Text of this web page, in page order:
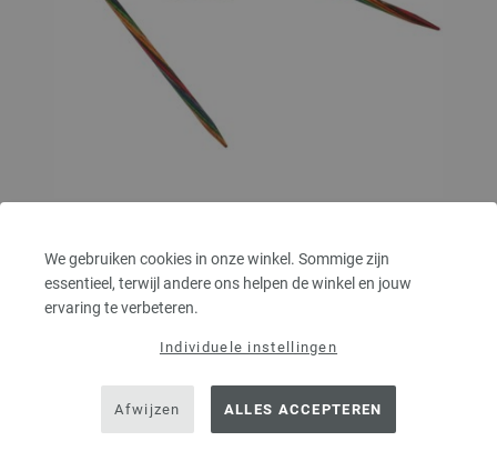
We gebruiken cookies in onze winkel. Sommige zijn
essentieel, terwijl andere ons helpen de winkel en jouw
ervaring te verbeteren.
Individuele instellingen
Afwijzen ALLES ACCEPTEREN
4,0/80cm
Rondbreinaalden designer hout Multicolor LANA GROSSA, gemaakt van
duurzaam berkenhout, pendikte 4,0 lengte 80cm
8,34 $ excl. btw, excl. verzendkosten